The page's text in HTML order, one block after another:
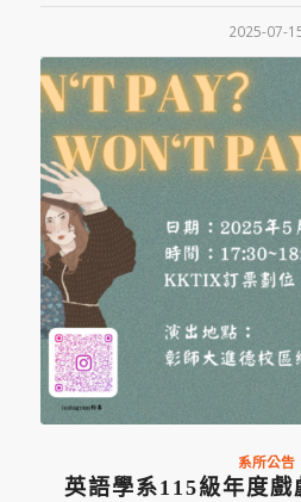
2025-07-
系所公告
英語學系115級年度